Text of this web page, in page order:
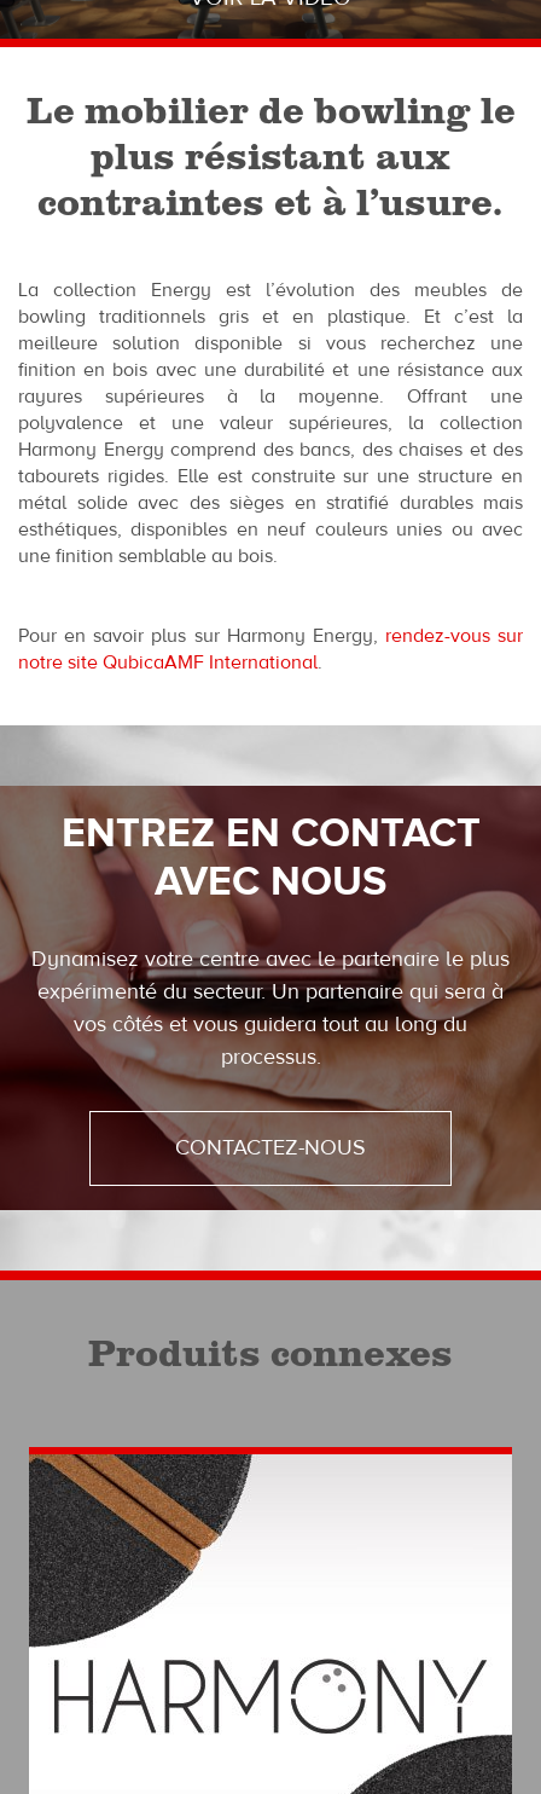
Le mobilier de bowling le
plus résistant aux
contraintes et à l’usure.
La collection Energy est l’évolution des meubles de
bowling traditionnels gris et en plastique. Et c’est la
meilleure solution disponible si vous recherchez une
finition en bois avec une durabilité et une résistance aux
rayures supérieures à la moyenne. Offrant une
polyvalence et une valeur supérieures, la collection
Harmony Energy comprend des bancs, des chaises et des
tabourets rigides. Elle est construite sur une structure en
métal solide avec des sièges en stratifié durables mais
esthétiques, disponibles en neuf couleurs unies ou avec
une finition semblable au bois.
Pour en savoir plus sur Harmony Energy, rendez-vous sur
notre site QubicaAMF International.
ENTREZ EN CONTACT
AVEC NOUS
Dynamisez votre centre avec le partenaire le plus
expérimenté du secteur. Un partenaire qui sera à
vos côtés et vous guidera tout au long du
processus.
CONTACTEZ-NOUS
Produits connexes